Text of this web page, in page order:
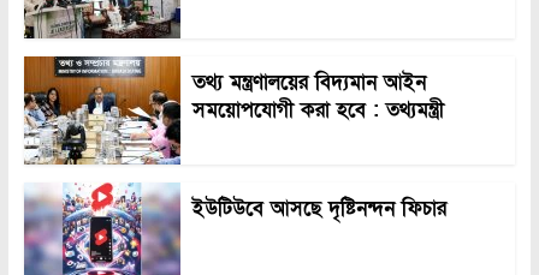
তথ্য মন্ত্রণালয়ের বিদ্যমান আইন
সময়োপযোগী করা হবে : তথ্যমন্ত্রী
ইউটিউবে আসছে দৃষ্টিনন্দন ফিচার